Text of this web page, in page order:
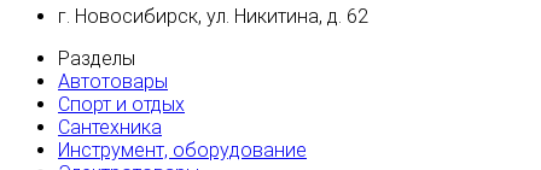
г. Новосибирск, ул. Никитина, д. 62
Разделы
Автотовары
Спорт и отдых
Сантехника
Инструмент, оборудование